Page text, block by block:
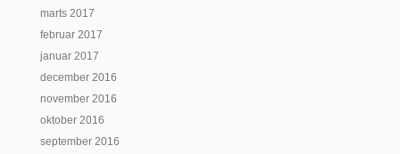
marts 2017
februar 2017
januar 2017
december 2016
november 2016
oktober 2016
september 2016